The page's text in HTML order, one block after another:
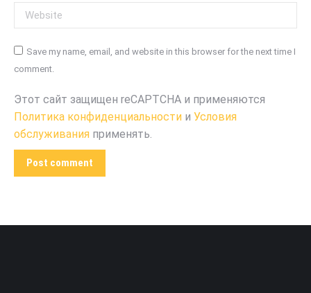
Website
Save my name, email, and website in this browser for the next time I
comment.
Этот сайт защищен reCAPTCHA и применяются
Политика конфиденциальности и Условия
обслуживания применять.
Post comment